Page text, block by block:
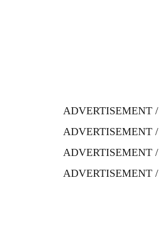
ADVERTISEMENT
ADVERTISEMENT
ADVERTISEMENT
ADVERTISEMENT